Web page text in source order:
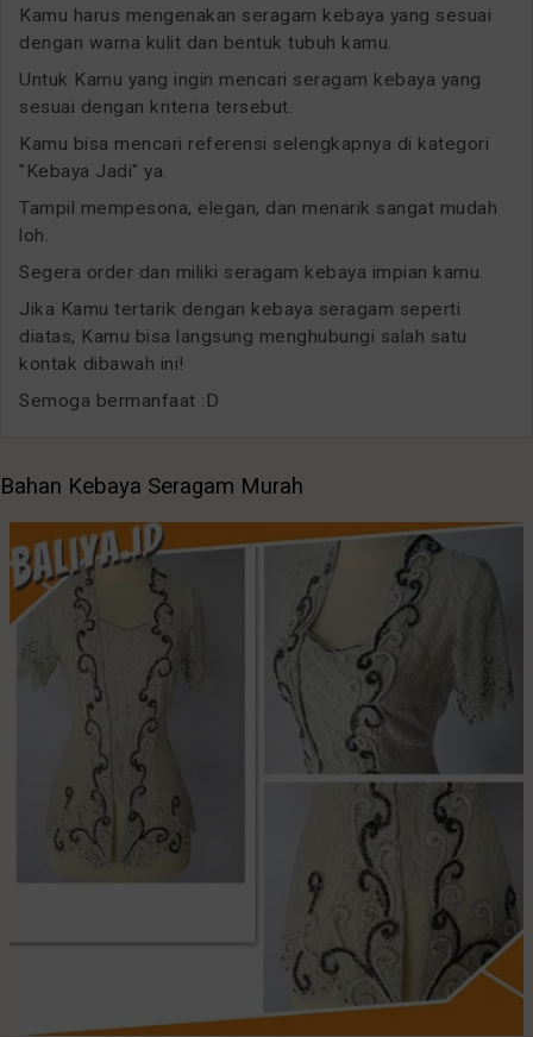
Kamu harus mengenakan seragam kebaya yang sesuai
dengan warna kulit dan bentuk tubuh kamu.
Untuk Kamu yang ingin mencari seragam kebaya yang
sesuai dengan kriteria tersebut.
Kamu bisa mencari referensi selengkapnya di kategori
"Kebaya Jadi" ya.
Tampil mempesona, elegan, dan menarik sangat mudah
loh.
Segera order dan miliki seragam kebaya impian kamu.
Jika Kamu tertarik dengan kebaya seragam seperti
diatas, Kamu bisa langsung menghubungi salah satu
kontak dibawah ini!
Semoga bermanfaat :D
Bahan Kebaya Seragam Murah